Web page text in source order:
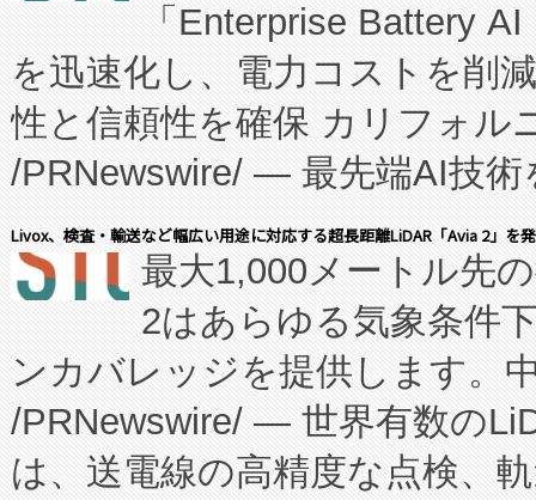
たNeXは、バイオ医薬品製造
従来のフェッドバッチ施設の
に、患者やサプライチェーン
キー方式で拡張性が高く、持
す。FCCM‑を活用した現地生
患者にとっての費用負担を大
のアクセスを大幅に拡大する
Fully-Connected Continuous
プログラムには、施設設計・
に関する技術移転および知的
「Enterprise Battery
を迅速化し、電力コストを削
性と信頼性を確保 カリフォル
/PRNewswire/ — 最先端AI技術
会社エーアイ・アンド：本社
President原信平）と、エンタ
ードするVoltaiqは、日本にあ
ーエネルギー貯蔵システム（
た。 Voltaiq独自のAI搭載プラ
定、統合、導入、運用に至る
Livox、検査・輸送など幅広い用途に対応する超長距離LiDAR「Avia 2」を
最大1,000メートル先
2はあらゆる気象条件
ンカバレッジを提供します。
/PRNewswire/ — 世界有数の
は、送電線の高精度な点検、